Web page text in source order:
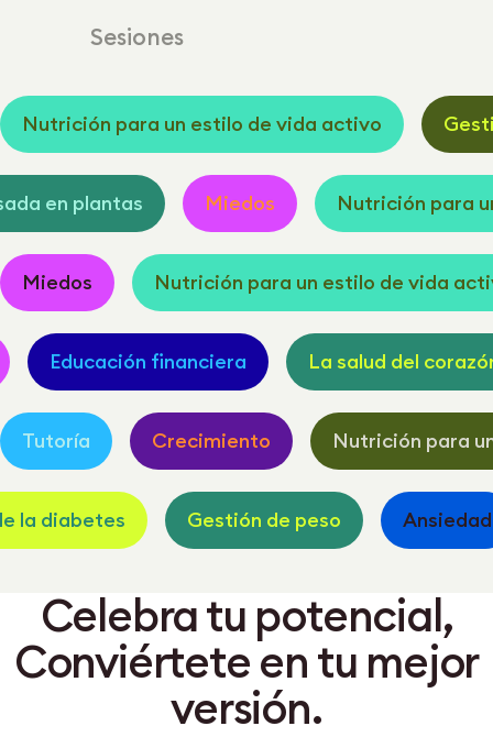
Sesiones
Nutrición para un estilo de vida activo
en plantas Miedos Nutrición para
Miedos Nutrición para un estilo de vida
Educación financiera La salud del
Tutoría Crecimiento Nutrición para
la diabetes Gestión de peso Ansiedad
Celebra tu potencial,
Conviértete en tu mejor
versión.